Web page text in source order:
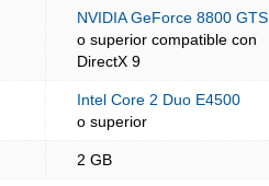
NVIDIA GeForce 8800 GTS
o superior compatible con
DirectX 9
Intel Core 2 Duo E4500
o superior
2 GB